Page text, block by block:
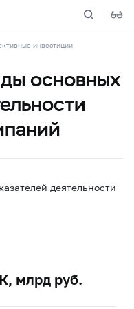
инвестиции
основных
деятельности
млрд руб.